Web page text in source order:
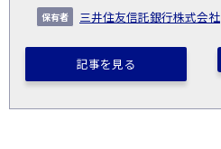
三井住友信託銀行株式会社
記事を見る